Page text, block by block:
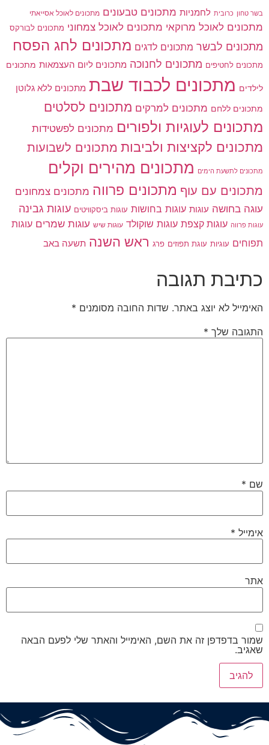
בשר טחון כרובית לחמניות מתכונים טבעונים מתכונים לאוכל אסייאתי
מתכונים לאוכל מרוקאי מתכונים לאוכל צמחוני מתכונים לבורקס
מתכונים לבשר מתכונים לדגים מתכונים לחג הפסח
מתכונים לחטיפים מתכונים לחנוכה מתכונים ליום העצמאות מתכונים
לילדים מתכונים לכבוד שבת מתכונים ללא גלוטן
מתכונים ללחם מתכונים למרקים מתכונים לסלטים
מתכונים לעוגיות ולפורים מתכונים לפשטידות
מתכונים לקציצות ולביבות מתכונים לשבועות
מתכונים לתשעת הימים מתכונים מהירים וקלים
מתכונים עם עוף מתכונים פרווה מתכונים צמחונים
עוגה בחושה עוגות עוגות בחושות עוגות ביסקוויטים עוגות גבינה
עוגות פרווה עוגות קצפת עוגות שוקולד עוגות שיש עוגות שמרים עוגות
תפוחים עוגיות עוגת תפוזים פרג ראש השנה תשעה באב
כתיבת תגובה
האימייל לא יוצג באתר. שדות החובה מסומנים *
התגובה שלך *
שם *
אימייל *
אתר
שמור בדפדפן זה את השם, האימייל והאתר שלי לפעם הבאה
שאגיב.